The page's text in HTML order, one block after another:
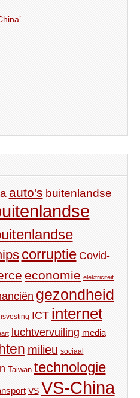
auto's buitenlandse
corruptie Covid-
economie elektriciteit
gezondheid
ICT internet
luchtvervuiling media
milieu sociaal
Taiwan technologie
VS VS-China